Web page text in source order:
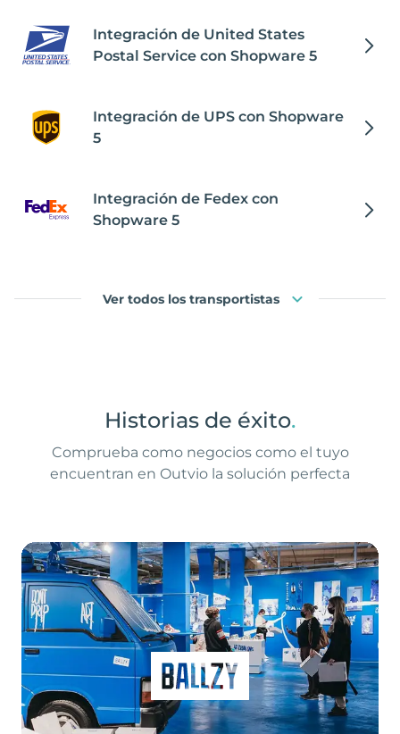
Integración de United States
Postal Service con Shopware 5
Integración de UPS con Shopware
5
Integración de Fedex con
Shopware 5
Ver todos los transportistas
Historias de éxito.
Comprueba como negocios como el tuyo
encuentran en Outvio la solución perfecta